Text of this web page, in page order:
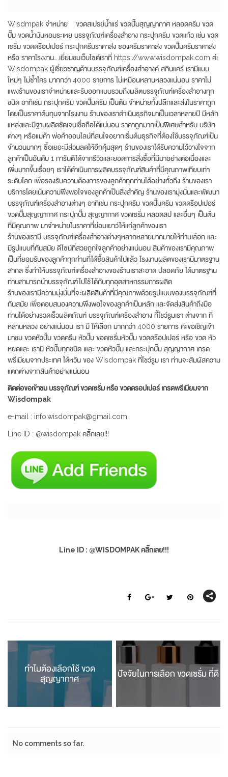
Wisdmpak จำหน่าย ขวดสเปรย์น้ำแร่ ขวดปั๊มสุญญากาศ หลอดครีม ขวด
ปั๊ม ขวดน้ำมันหอมระเหย บรรจุภัณฑ์เครื่องสำอาง กระปุกครีม ขวดแก้ว เช่น ขวด
เซรั่ม ขวดดร๊อปเปอร์ กระปุกครีมราคาส่ง ซองครีมราคาส่ง ขวดปั๊มครีมราคาส่ง
หรือ ราคาโรงงาน….เยี่ยมชมเว็บไซต์เราที่ https://www.wisdompak.com ค่ะ
Wisdompak ผู้เชี่ยวชาญด้านบรรจุภัณฑ์เครื่องสำอางค์ สกินแคร์ เรามีแบบ
ใหม่ๆ ไม่ซ้ำใคร มากกว่า 4000 รายการ ไม่เหมือนหลานหลวงแน่นอน ราคาไม่
แพงร้านของเราจำหน่ายและรับออกแบบรวมถึงผลิตบรรจุภัณฑ์เครื่องสำอางทุก
ชนิด อาทิเช่น กระปุกครีม ขวดปั๊มครีม เป็นต้น จำหน่ายทั้งปลีกและส่งในราคาถูก
โดยเป็นราคาต้นทุนจากโรงงาน ร้านของเราดำเนินธุรกิจมาเป็นเวลาหลายปี มีหลัก
แหล่งและมีฐานผลิตชัดเจนเชื่อถือได้แน่นอน ราคาถูกมากเป็นพิเศษสำหรับ บริษัท
ต่างๆ หรือแม่ค้า พ่อค้าออนไลน์ที่สนใจอยากเริ่มต้นธุรกิจที่ต้องใช้บรรจุภัณฑ์เป็น
จำนวนมากๆ ซื้อเยอะมีส่วนลดให้อีกคุ้มสุดๆ ร้านของเราได้รับความไว้วางใจจาก
ลูกค้าเป็นอันดับ 1 การันตีได้จากรีวิวและยอดการสั่งซื้อที่มีมาอย่างต่อเนื่องและ
เพิ่มมากขึ้นเรื่อยๆ เราได้ดำเนินการผลิตบรรจุภัณฑ์สินค้าที่มีคุณภาพเทียบเท่า
ระดับโลก เพื่อรองรับความต้องการของลูกค้าทุกท่านได้อย่างทั่วถึง ร้านของเรา
บริการโดยเน้นความพึงพอใจของลูกค้าเป็นสิ่งสำคัญ ร้านของเรามุ่งมั่นและพัฒนา
บรรจุภัณฑ์เครื่องสำอางต่างๆ อาทิเช่น กระปุกครีม ขวดปั๊มครีม ขวดดร๊อปเปอร์
ขวดปั๊มสุญญากาศ กระปุกปั๊ม สุญญากาศ ขวดเซรั่ม หลอดลิป และอื่นๆ เป็นต้น
ที่มีคุณภาพ มาจำหน่ายในราคาที่ย่อมเยาว์ให้แก่ลูกค้าของเรา
ร้านของเรามี บรรจุภัณฑ์เครื่องสำอางต่างๆหลากหลายมากมายให้ท่านเลือก และ
มีรูปแบบที่ทันสมัย ดีไซน์ที่สวยถูกใจลูกค้าอย่างแน่นอน สินค้าของเรามีคุณภาพ
เป็นที่ยอมรับของลูกค้าทุกท่านที่ได้ซื้อสินค้าไปแล้ว โรงงานผลิตของเรามีมาตรฐาน
สากล ซึ่งทำให้บรรจุภัณฑ์เครื่องสำอางของร้านเราสะอาด ปลอดภัย ได้มาตรฐาน
ท่านสามารถนำบรรจุภัณฑ์ไปใช้ได้กับทุกอุตสาหกรรมการผลิต
ร้านของเรามีความมุ่งมั่นที่จะผลิตสินค้าที่มีคุณภาพด้วยรูปแบบของบรรจุภัณฑ์ที่
ทันสมัย เพื่อตอบสนองความพึงพอใจของลูกค้าเป็นหลัก และจัดส่งสินค้าถึงมือ
ท่านได้อย่างรวดเร็วผลิตภัณฑ์ บรรจุภัณฑ์เครื่องสำอาง ที้โชว์รูมเรา ต่างจาก ที่
หลานหลวง อย่างแน่นอน เรา มี ให้เลือก มากกว่า 4000 รายการ ค่ะขอเชิญเข้า
มาชม ขวดหัวปั้ม ขวดครีม หัวปั๊ม ขอดเซรั่มหัวปั๊ม ขวดดร๊อปเปอร์ หรือ ขวด หัว
หยดและ เรามี หัวปั๊มทุกชนิด เและ ขวดหัวปั๊ม และกระปุกปั๊ม สุญญากาศ เกรด
พรีเมียมจากประเทศ ใต้หวัน ของ Wisdompak ที่โชว์รูม เรา ท่านจะสัมผัสความ
แตกต่างจากสินค้าอย่างแน่นอน
ติดต่อขอเข้าชม บรรจุภัณฑ์ ขวดเซรั่ม หรือ ขวดดรอปเปอร์ เกรดพรีเมียมจาก
Wisdompak
e-mail : info.wisdompak@gmail.com
Line ID : @wisdompak คลิ๊กเลย!!!
Line ID : @WISDOMPAK คลิ๊กเลย!!!
ปัจจัยในการเลือก ขวดเซรั่ม ที่ดี
ทำไมต้องเลือกใช้ ขวด
สุญญากาศ
No comments so far.